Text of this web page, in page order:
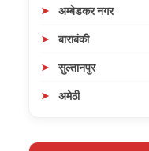
अम्बेडकर नगर
बाराबंकी
सुल्तानपुर
अमेठी